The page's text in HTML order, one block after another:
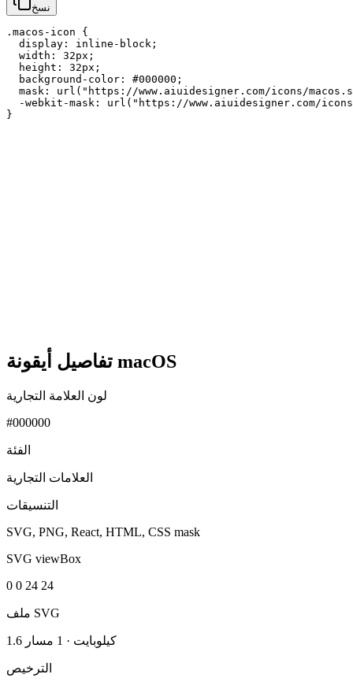
نسخ
.macos-icon {
  display: inline-block;
  width: 32px;
  height: 32px;
  background-color: #000000;
mask: url("https://www.aiuidesigner.com/icons/
-webkit-mask: url("https://www.aiuidesigner.com/
}
تفاصيل أيقونة macOS
لون العلامة التجارية
#000000
الفئة
العلامات التجارية
التنسيقات
SVG, PNG, React, HTML, CSS mask
SVG viewBox
0 0 24 24
ملف SVG
1.6 كيلوبايت · 1 مسار
الترخيص